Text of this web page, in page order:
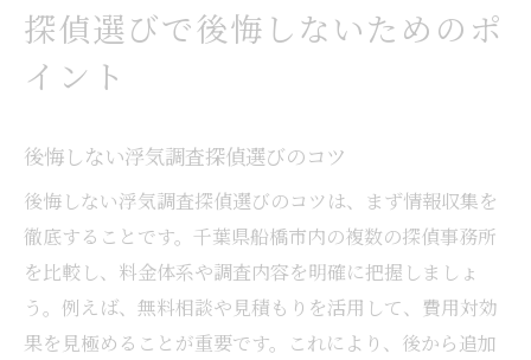
探偵選びで後悔しないためのポ
イント
後悔しない浮気調査探偵選びのコツ
後悔しない浮気調査探偵選びのコツは、まず情報収集を
徹底することです。千葉県船橋市内の複数の探偵事務所
を比較し、料金体系や調査内容を明確に把握しましょ
う。例えば、無料相談や見積もりを活用して、費用対効
果を見極めることが重要です。これにより、後から追加